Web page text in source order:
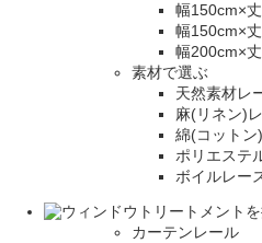
幅150cm×
幅150cm×
幅200cm×
素材で選ぶ
天然素材レ
麻(リネン)
綿(コットン
ポリエステ
ボイルレー
カーテンレール